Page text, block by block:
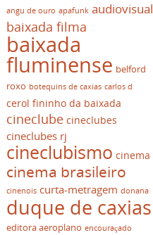
angu de ouro apafunk audiovisual
baixada filma
baixada
fluminense belford
roxo botequins de caxias carlos d
cerol fininho da baixada
cineclube cineclubes
cineclubes rj
cineclubismo cinema
cinema brasileiro
cinenois curta-metragem donana
duque de caxias
editora aeroplano encouraçado